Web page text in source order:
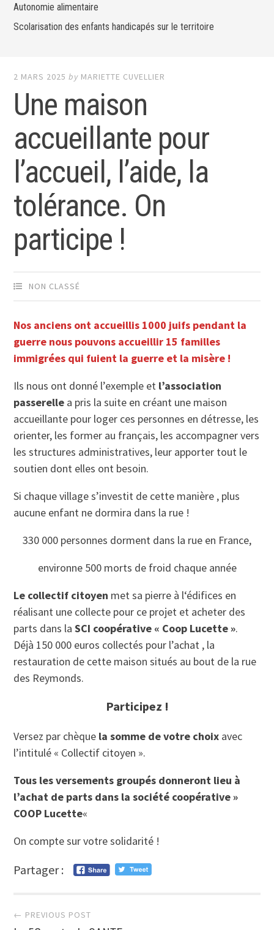
Autonomie alimentaire
Scolarisation des enfants handicapés sur le territoire
2 MARS 2025 by MARIETTE CUVELLIER
Une maison
accueillante pour
l’accueil, l’aide, la
tolérance. On
participe !
NON CLASSÉ
Nos anciens ont accueillis 1000 juifs pendant la
guerre nous pouvons accueillir 15 familles
immigrées qui fuient la guerre et la misère !
Ils nous ont donné l’exemple et l’association
passerelle a pris la suite en créant une maison
accueillante pour loger ces personnes en détresse, les
orienter, les former au français, les accompagner vers
les structures administratives, leur apporter tout le
soutien dont elles ont besoin.
Si chaque village s’investit de cette manière , plus
aucune enfant ne dormira dans la rue !
330 000 personnes dorment dans la rue en France,
environne 500 morts de froid chaque année
Le collectif citoyen met sa pierre à l‘édifices en
réalisant une collecte pour ce projet et acheter des
parts dans laSCI coopérative « Coop Lucette ».
Déjà 150 000 euros collectés pour l’achat , la
restauration de cette maison situés au bout de la rue
des Reymonds.
Participez !
Versez par chèque la somme de votre choix avec
l’intitulé « Collectif citoyen ».
Tous les versements groupés donneront lieu à
l’achat de parts dans la société coopérative »
COOP Lucette«
On compte sur votre solidarité !
Partager :
Post
← PREVIOUS POST